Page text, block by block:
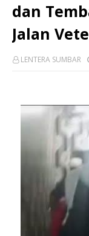
dan
Jalan
LENTERA SUMBAR